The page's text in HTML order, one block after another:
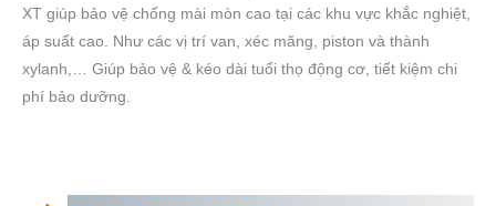
XT giúp bảo vệ chống mài mòn cao tại các khu vực khắc nghiệt,
áp suất cao. Như các vị trí van, xéc măng, piston và thành
xylanh,… Giúp bảo vệ & kéo dài tuổi thọ động cơ, tiết kiệm chi
phí bảo dưỡng.